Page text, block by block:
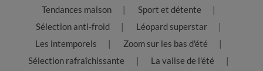
Tendances maison
Sport et détente
Sélection anti-froid
Léopard superstar
Les intemporels
Zoom sur les bas d'été
Sélection rafraîchissante
La valise de l'été